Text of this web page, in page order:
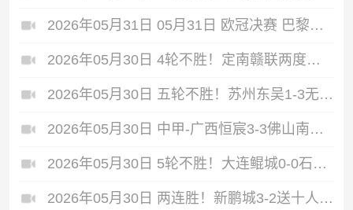
2026年05月31日 05月31日 欧冠决赛 巴黎圣日耳曼vs阿森纳 进球视频
2026年05月30日 4轮不胜！定南赣联两度被扳平2-2梅州客家 唐诗世界波冯刚破门
2026年05月30日 五轮不胜！苏州东吴1-3无锡吴钩 努尔达努斯双响无锡近七轮首胜
2026年05月30日 中甲-广西恒宸3-3佛山南狮 南狮4连平 拉普辛双响刘欢头球破门
2026年05月30日 5轮不胜！大连鲲城0-0石家庄功夫 石家庄功夫8轮不胜仍处降级区
2026年05月30日 两连胜！新鹏城3-2送十人海牛四连败 韦斯利帽子戏法叶博亚直红